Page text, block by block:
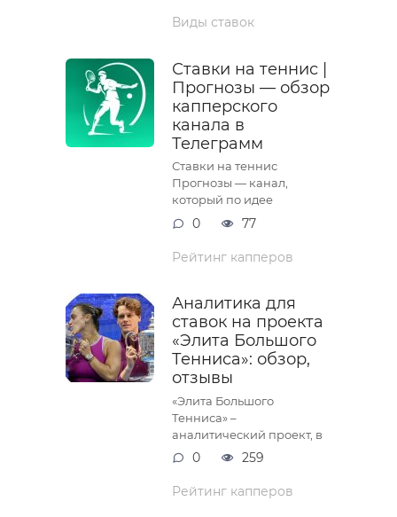
Виды ставок
Ставки на теннис |
Прогнозы — обзор
капперского
канала в
Телеграмм
Ставки на теннис
Прогнозы — канал,
который по идее
0 77
Рейтинг капперов
Аналитика для
ставок на проекта
«Элита Большого
Тенниса»: обзор,
отзывы
«Элита Большого
Тенниса» –
аналитический проект, в
0 259
Рейтинг капперов